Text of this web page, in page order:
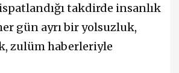
takdirde insanlık
gün ayrı bir yolsuzluk,
zulüm haberleriyle